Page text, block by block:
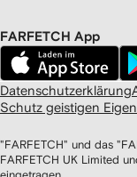
FARFETCH App
Datenschutzerklärung
Schutz geistigen
"FARFETCH" und das
FARFETCH UK Limited